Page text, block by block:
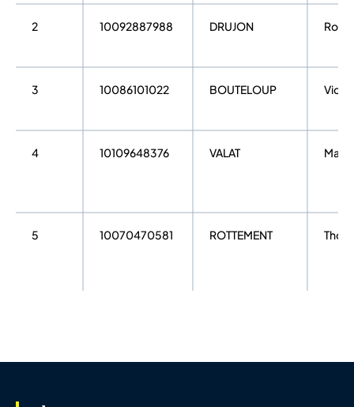
2 10092887988 DRUJON Robin
3 10086101022 BOUTELOUP
4 10109648376 VALAT
5 10070470581 ROTTEMENT